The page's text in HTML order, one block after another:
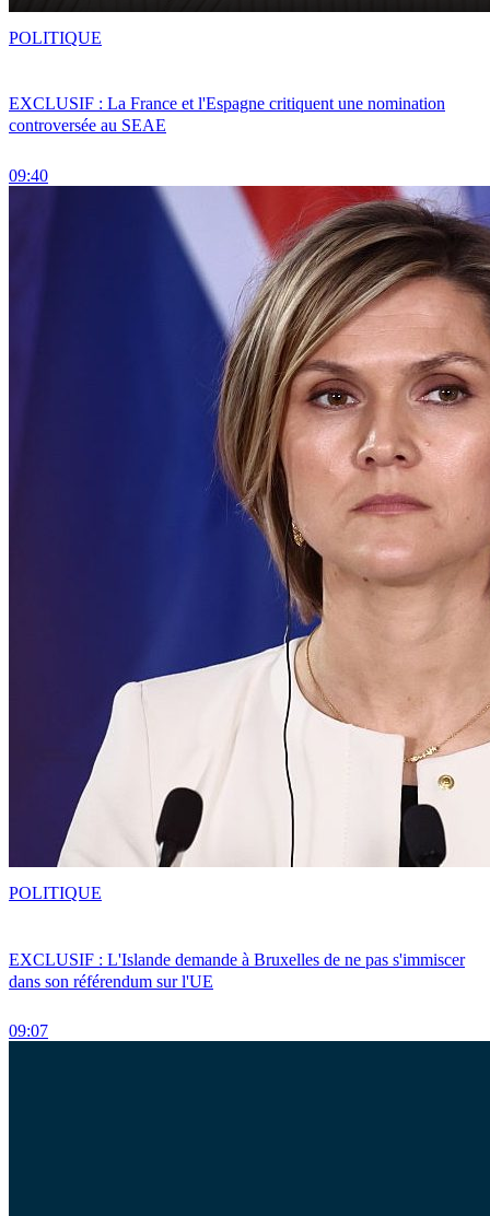
EXCLUSIF : La France et l'Espagne critiquent une nomination
controversée au SEAE
09:40
POLITIQUE
EXCLUSIF : L'Islande demande à Bruxelles de ne pas s'immiscer
dans son référendum sur l'UE
09:07
POLITIQUE